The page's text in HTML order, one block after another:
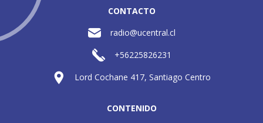
CONTACTO
radio@ucentral.cl
+56225826231
Lord Cochane 417, Santiago Centro
CONTENIDO